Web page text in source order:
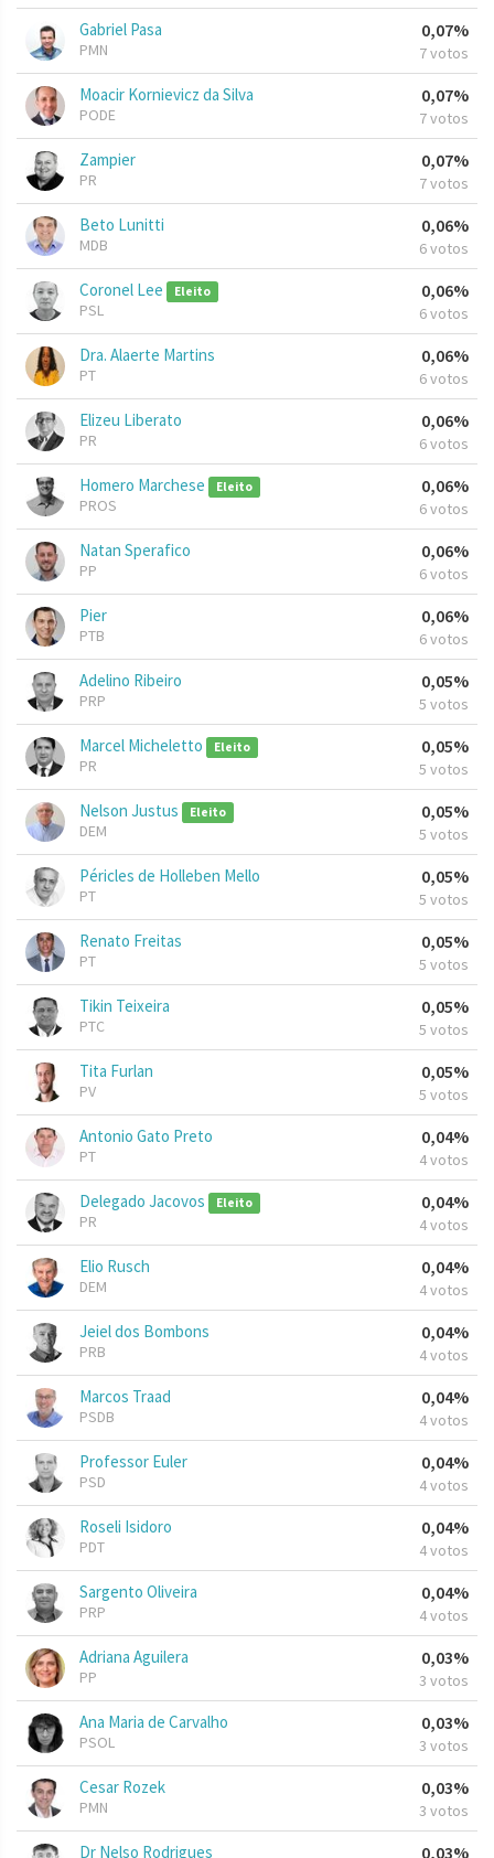
Gabriel Pasa
PMN
0,07%
7 votos
Moacir Kornievicz da Silva
PODE
0,07%
7 votos
Zampier
PR
0,07%
7 votos
Beto Lunitti
MDB
0,06%
6 votos
Coronel Lee Eleito
PSL
0,06%
6 votos
Dra. Alaerte Martins
PT
0,06%
6 votos
Elizeu Liberato
PR
0,06%
6 votos
Homero Marchese Eleito
PROS
0,06%
6 votos
Natan Sperafico
PP
0,06%
6 votos
Pier
PTB
0,06%
6 votos
Adelino Ribeiro
PRP
0,05%
5 votos
Marcel Micheletto Eleito
PR
0,05%
5 votos
Nelson Justus Eleito
DEM
0,05%
5 votos
Péricles de Holleben Mello
PT
0,05%
5 votos
Renato Freitas
PT
0,05%
5 votos
Tikin Teixeira
PTC
0,05%
5 votos
Tita Furlan
PV
0,05%
5 votos
Antonio Gato Preto
PT
0,04%
4 votos
Delegado Jacovos Eleito
PR
0,04%
4 votos
Elio Rusch
DEM
0,04%
4 votos
Jeiel dos Bombons
PRB
0,04%
4 votos
Marcos Traad
PSDB
0,04%
4 votos
Professor Euler
PSD
0,04%
4 votos
Roseli Isidoro
PDT
0,04%
4 votos
Sargento Oliveira
PRP
0,04%
4 votos
Adriana Aguilera
PP
0,03%
3 votos
Ana Maria de Carvalho
PSOL
0,03%
3 votos
Cesar Rozek
PMN
0,03%
3 votos
Dr Nelso Rodrigues 0,03%